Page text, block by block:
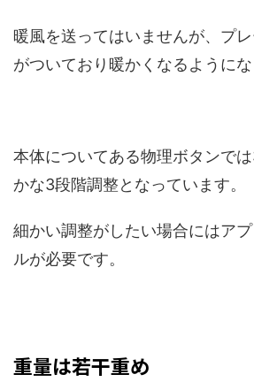
暖風を送ってはいませんが、プ
がついており暖かくなるようにな
本体についてある物理ボタンで
かな3段階調整となっています。
細かい調整がしたい場合にはア
ルが必要です。
重量は若干重め